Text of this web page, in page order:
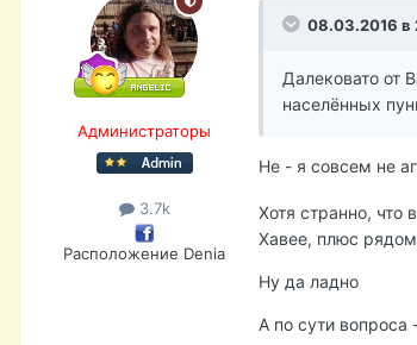
Администраторы
3.7k
Расположение Denia
08.03.2016 в
Далековато от
населённых
Не - я совсем не
Хотя странно, что
Хавее, плюс
Ну да ладно
А по сути